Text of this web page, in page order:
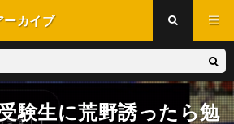
ーカイブ
験生に荒野誘ったら勉